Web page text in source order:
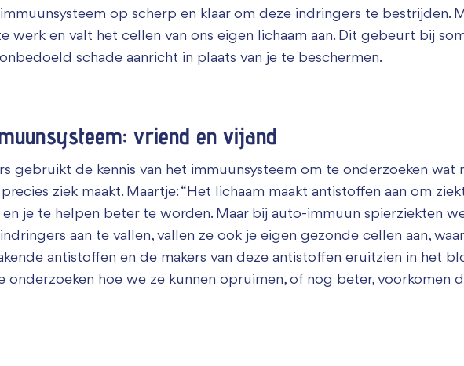
op scherp en klaar om deze indringers te bestrijden.
werk en valt het cellen van ons eigen lichaam aan. Dit gebeurt bij
schade aanricht in plaats van je te beschermen.
vriend en vijand
gebruikt de kennis van het immuunsysteem om te onderzoeken wat
ziek maakt. Maartje: “Het lichaam maakt antistoffen aan om
je te helpen beter te worden. Maar bij auto-immuun spierziekten
aan te vallen, vallen ze ook je eigen gezonde cellen aan,
antistoffen en de makers van deze antistoffen eruitzien in het
onderzoeken hoe we ze kunnen opruimen, of nog beter, voorkomen